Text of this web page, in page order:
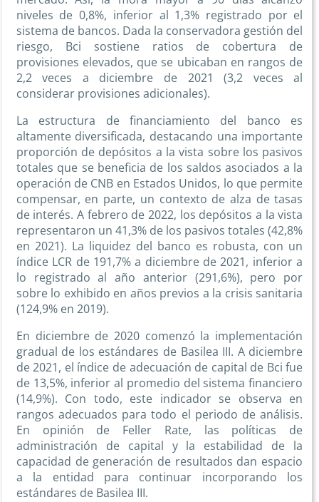
niveles de 0,8%, inferior al 1,3% registrado por el
sistema de bancos. Dada la conservadora gestión del
riesgo, Bci sostiene ratios de cobertura de
provisiones elevados, que se ubicaban en rangos de
2,2 veces a diciembre de 2021 (3,2 veces al
considerar provisiones adicionales).
La estructura de financiamiento del banco es
altamente diversificada, destacando una importante
proporción de depósitos a la vista sobre los pasivos
totales que se beneficia de los saldos asociados a la
operación de CNB en Estados Unidos, lo que permite
compensar, en parte, un contexto de alza de tasas
de interés. A febrero de 2022, los depósitos a la vista
representaron un 41,3% de los pasivos totales (42,8%
en 2021). La liquidez del banco es robusta, con un
índice LCR de 191,7% a diciembre de 2021, inferior a
lo registrado al año anterior (291,6%), pero por
sobre lo exhibido en años previos a la crisis sanitaria
(124,9% en 2019).
En diciembre de 2020 comenzó la implementación
gradual de los estándares de Basilea III. A diciembre
de 2021, el índice de adecuación de capital de Bci fue
de 13,5%, inferior al promedio del sistema financiero
(14,9%). Con todo, este indicador se observa en
rangos adecuados para todo el periodo de análisis.
En opinión de Feller Rate, las políticas de
administración de capital y la estabilidad de la
capacidad de generación de resultados dan espacio
a la entidad para continuar incorporando los
estándares de Basilea III.